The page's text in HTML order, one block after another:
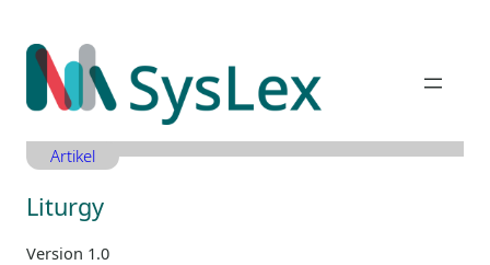
Inhalt
springen
Artikel
Liturgy
Version 1.0